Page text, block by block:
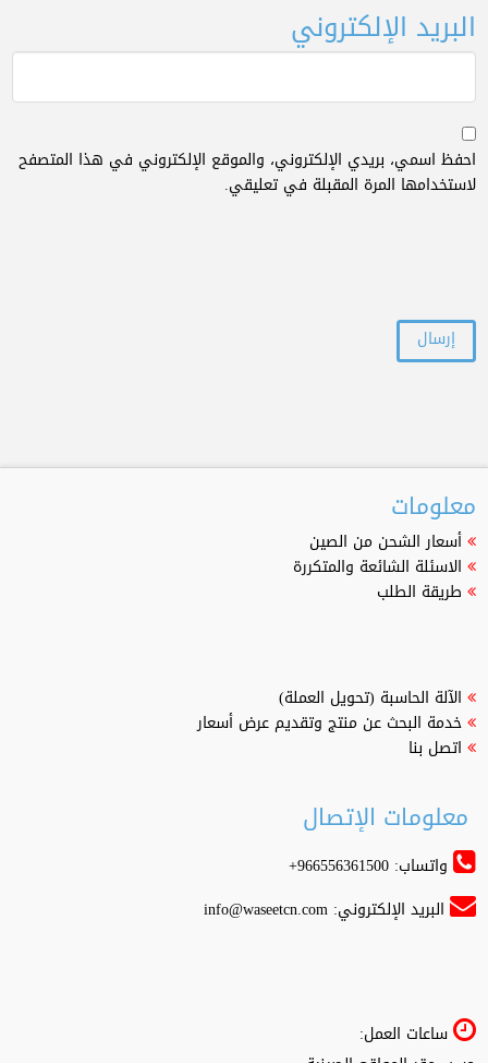
البريد الإلكتروني
احفظ اسمي، بريدي الإلكتروني، والموقع الإلكتروني في هذا المتصفح
لاستخدامها المرة المقبلة في تعليقي.
معلومات
أسعار الشحن من الصين
الاسئلة الشائعة والمتكررة
طريقة الطلب
الآلة الحاسبة (تحويل العملة)
خدمة البحث عن منتج وتقديم عرض أسعار
اتصل بنا
معلومات الإتصال
واتساب: 966556361500+
البريد الإلكتروني:info@waseetcn.com
ساعات العمل: